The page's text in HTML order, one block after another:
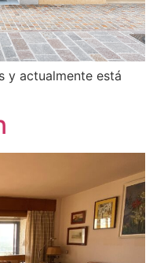
y actualmente está